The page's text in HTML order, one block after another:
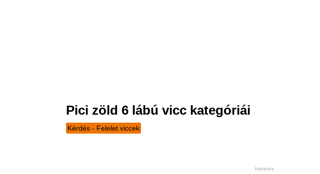
Pici zöld 6 lábú vicc kategóriái
Kérdés - Felelet viccek
hirdetés: